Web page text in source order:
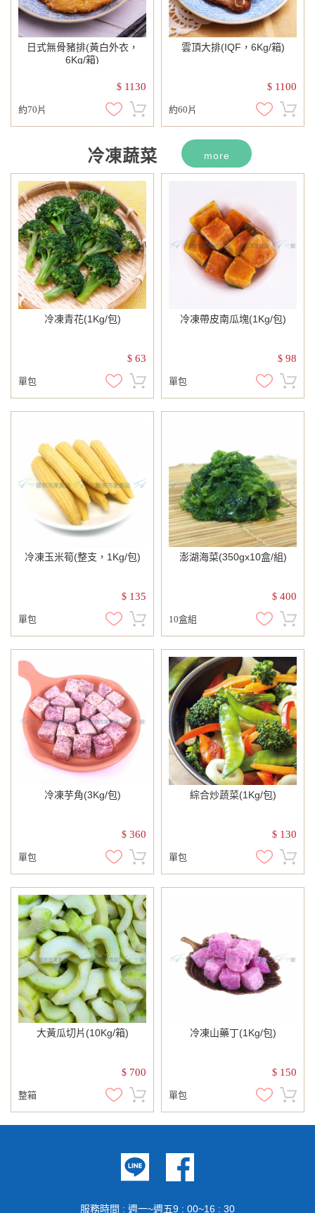
日式無骨豬排(黃白外衣，
6Kg/箱)
$ 1130
約70片
雲頂大排(IQF，6Kg/箱)
$ 1100
約60片
冷凍蔬菜 more
冷凍青花(1Kg/包)
$ 63
單包
冷凍帶皮南瓜塊(1Kg/包)
$ 98
單包
冷凍玉米筍(整支，1Kg/包)
$ 135
單包
澎湖海菜(350gx10盒/組)
$ 400
10盒組
冷凍芋角(3Kg/包)
$ 360
單包
綜合炒蔬菜(1Kg/包)
$ 130
單包
大黃瓜切片(10Kg/箱)
$ 700
整箱
冷凍山藥丁(1Kg/包)
$ 150
單包
服務時間 : 週一~週五9 : 00~16 : 30